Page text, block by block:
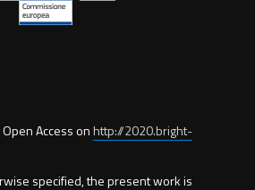
Access onhttp://2020.bright-
specified, the present work is